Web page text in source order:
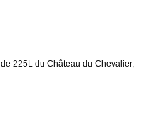
225L du Château du Chevalier,